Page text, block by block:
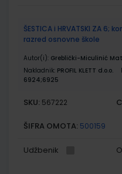
proizvodi
ŠESTICA i HRVATSKI ZA
razred osnovne škole
Autor(i): Greblički-Miculinić
Nakladnik: PROFIL KLETT d.o.o.
6924;6925
SKU: 567222
ŠIFRA OMOTA: 500159
Udžbenik